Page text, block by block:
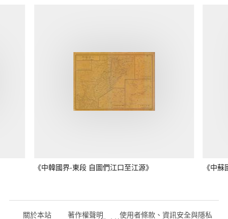
《中韓國界-東段 自圖們江口至江源》 《中
關於本站 著作權聲明 使用者條款、資訊安全與隱私